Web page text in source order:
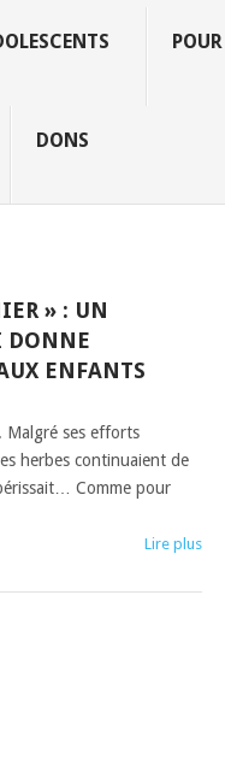
DONS
» : UN
DONNE
ENFANTS
ses efforts
herbes continuaient de
Comme pour
Lire plus